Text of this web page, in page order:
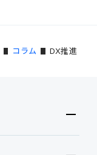
コラム DX推進